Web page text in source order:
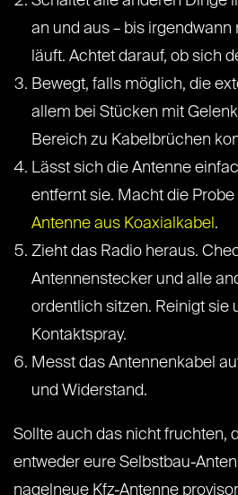
an und aus – bis
läuft. Achtet darauf, ob sich
Bewegt, falls möglich, die
allem bei Stücken mit
Bereich zu Kabelbrüchen
Lässt sich die Antenne
entfernt sie. Macht die Probe
Antenne aus Koaxialkabel .
Zieht das Radio heraus.
Antennenstecker und alle
ordentlich sitzen. Reinigt sie
Kontaktspray.
Messt das Antennenkabel
und Widerstand.
Sollte auch das nicht fruchten,
entweder eure Selbstbau-
nagelneue Kfz-Antenne